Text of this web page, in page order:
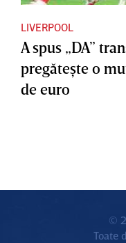
LIVERPOOL
A spus „DA”
pregăteşte o
de euro
©
Toate